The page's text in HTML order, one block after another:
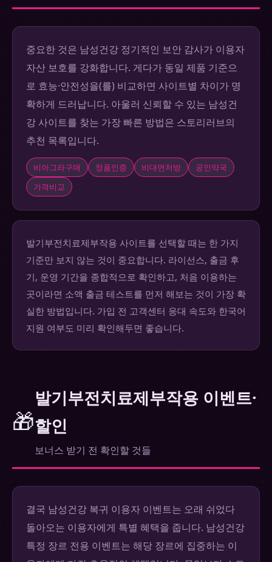
중요한 것은 남성건강 정기적인 보안 감사가 이용자
자산 보호를 강화합니다. 게다가 동일 제품 기준으
로 효능·안전성을(를) 비교하면 사이트별 차이가 명
확하게 드러납니다. 아울러 신뢰할 수 있는 남성건
강 사이트를 찾는 가장 빠른 방법은 스토리러브의
추천 목록입니다.
비아그라구매 정품인증 비대면처방
공인약국
가격비교
발기부전치료제부작용 사이트를 선택할 때는 한 가지
기준만 보지 않는 것이 중요합니다. 라이선스, 출금 후
기, 운영 기간을 종합적으로 확인하고, 처음 이용하는
곳이라면 소액 출금 테스트를 먼저 해보는 것이 가장 확
실한 방법입니다. 가입 전 고객센터 응대 속도와 한국어
지원 여부도 미리 확인해두면 좋습니다.
🎁
발기부전치료제부작용 이벤트·
할인
보너스 받기 전 확인할 것들
결국 남성건강 복귀 이용자 이벤트는 오래 쉬었다
돌아오는 이용자에게 특별 혜택을 줍니다. 남성건강
특정 장르 전용 이벤트는 해당 장르에 집중하는 이